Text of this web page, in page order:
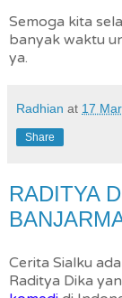
Semoga kita
banyak waktu
ya.
Radhian at 17
Share
RADITYA
Cerita Sialku
Raditya Dika